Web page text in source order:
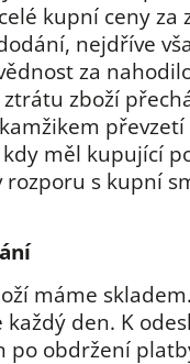
kupní ceny za
nejdříve
za
zboží
převzetí
měl kupující
rozporu s kupní
máme
den. K
po obdržení